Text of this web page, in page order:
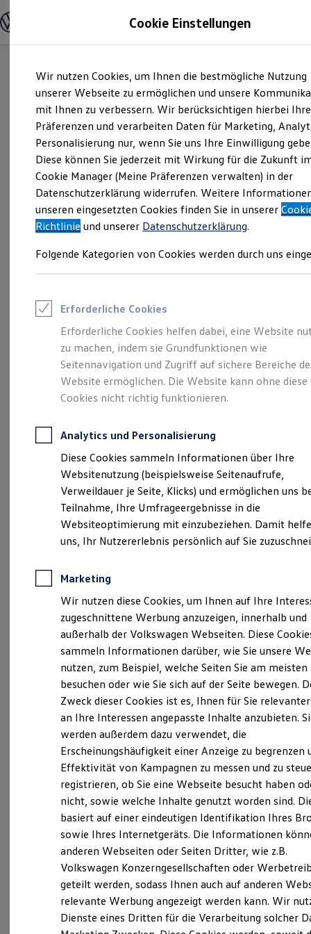
Hauptinhalt
springen
Footer
springen
Modelle und Konfigurator
Modelle vergleichen
Elektroautos
ENERGY Sondermodelle
Nutzfahrzeuge
SUV und CUV
Familienautos
Kombis
Kompaktwagen
Sportwagen
Schnell verfügbare Fahrzeuge
Angebote und Produkte
Aktuelle Angebote
E-Auto-Förderung
Volkswagen Marktplatz
Junge Gebrauchtwagen und Gebrauchtwagen
Saisonangebote
Leasing
Leasing-Angebote
Gebrauchtwagen Leasing
Junge Gebrauchtwagen-Leasing
Elektroauto Leasing
Kleinwagen-Leasing
Leasing ohne Anzahlung
Autokredit mit Schlussrate
Versicherungen und Garantien
Kfz-Versicherung
Restschuldversicherungen
Garantien
Wartungsverträge
Geschäftskunden
Professional Class bei Volkswagen
Großkunden
Behörden
Anpfiff zum Gewinn
Elektroautos
ID. Tutorials
Elektrofahrzeugkonzepte
Reichweite
Reichweite der ID. Modelle
Reichweite im Winter
Laden
Laden unterwegs
Laden Zuhause
Ladezeitensimulator
Batterie
Sicherheit
Garantie und Lebensdauer
Nachhaltigkeit
Technologie
Kosten und Kauf
Verbrauchskosten
Kaufoptionen
E-Auto-Förderung
Software und Konnektivität
Die ID. Software 6
ID. Software Versionen und Updates
Digitale Extras
Schnittstellen zu Ihrem ID.
Mehr Raum für alle(s).
Der Tayron.
Probefahrt vereinbaren
Fahrzeugangebot anfordern
Servicetermin buchen
Serviceanfrage stellen
Cookie Einstellungen
Wir nutzen Cookies, um Ihnen die bestmögliche Nutzung
unserer Webseite zu ermöglichen und unsere
mit Ihnen zu verbessern. Wir berücksichtigen hierbei Ihre
Präferenzen und verarbeiten Daten für Marketing,
Personalisierung nur, wenn Sie uns Ihre Einwilligung
Diese können Sie jederzeit mit Wirkung für die Zukunft
Cookie Manager (Meine Präferenzen verwalten) in der
Datenschutzerklärung widerrufen. Weitere
unseren eingesetzten Cookies finden Sie in unserer
Richtlinie und unserer Datenschutzerklärung.
Folgende Kategorien von Cookies werden durch uns
Erforderliche Cookies
Erforderliche Cookies helfen dabei, eine Website
zu machen, indem sie Grundfunktionen wie
Seitennavigation und Zugriff auf sichere Bereiche
Website ermöglichen. Die Website kann ohne diese
Cookies nicht richtig funktionieren.
Analytics und Personalisierung
Diese Cookies sammeln Informationen über Ihre
Websitenutzung (beispielsweise Seitenaufrufe,
Verweildauer je Seite, Klicks) und ermöglichen uns
Teilnahme, Ihre Umfrageergebnisse in die
Websiteoptimierung mit einzubeziehen. Damit
uns, Ihr Nutzererlebnis persönlich auf Sie
Marketing
Wir nutzen diese Cookies, um Ihnen auf Ihre
zugeschnittene Werbung anzuzeigen, innerhalb und
außerhalb der Volkswagen Webseiten. Diese
sammeln Informationen darüber, wie Sie unsere
nutzen, zum Beispiel, welche Seiten Sie am meisten
besuchen oder wie Sie sich auf der Seite bewegen.
Zweck dieser Cookies ist es, Ihnen für Sie
an Ihre Interessen angepasste Inhalte anzubieten.
werden außerdem dazu verwendet, die
Erscheinungshäufigkeit einer Anzeige zu begrenzen
Effektivität von Kampagnen zu messen und zu
registrieren, ob Sie eine Webseite besucht haben
nicht, sowie welche Inhalte genutzt worden sind.
basiert auf einer eindeutigen Identifikation Ihres
sowie Ihres Internetgeräts. Die Informationen
anderen Webseiten oder Seiten Dritter, wie z.B.
Volkswagen Konzerngesellschaften oder
geteilt werden, sodass Ihnen auch auf anderen
relevante Werbung angezeigt werden kann. Wir
Dienste eines Dritten für die Verarbeitung solcher